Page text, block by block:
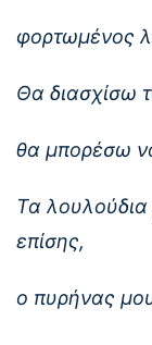
φορτωμένος
Θα διασχίσω
θα μπορέσω
Τα
επίσης,
ο πυρήνας